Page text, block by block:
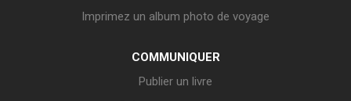
Imprimez un album photo de voyage
COMMUNIQUER
Publier un livre